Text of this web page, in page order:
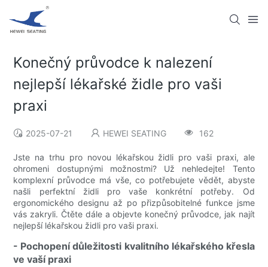
Konečný průvodce k nalezení
nejlepší lékařské židle pro vaši
praxi
2025-07-21 HEWEI SEATING 162
Jste na trhu pro novou lékařskou židli pro vaši praxi, ale
ohromeni dostupnými možnostmi? Už nehledejte! Tento
komplexní průvodce má vše, co potřebujete vědět, abyste
našli perfektní židli pro vaše konkrétní potřeby. Od
ergonomického designu až po přizpůsobitelné funkce jsme
vás zakryli. Čtěte dále a objevte konečný průvodce, jak najít
nejlepší lékařskou židli pro vaši praxi.
- Pochopení důležitosti kvalitního lékařského křesla
ve vaší praxi